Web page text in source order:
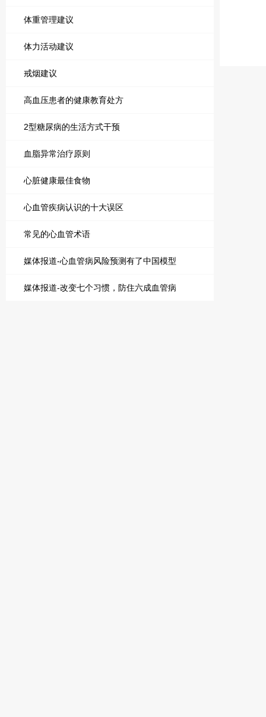
体重管理建议
体力活动建议
戒烟建议
高血压患者的健康教育处方
2型糖尿病的生活方式干预
血脂异常治疗原则
心脏健康最佳食物
心血管疾病认识的十大误区
常见的心血管术语
媒体报道-心血管病风险预测有了中国模型
媒体报道-改变七个习惯，防住六成血管病